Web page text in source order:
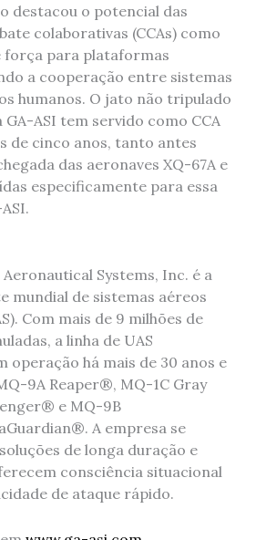
destacou o potencial das
colaborativas (CCAs) como
força para plataformas
a cooperação entre sistemas
humanos. O jato não tripulado
ASI tem servido como CCA
de cinco anos, tanto antes
das aeronaves XQ-67A e
especificamente para essa
Systems, Inc. é a
mundial de sistemas aéreos
Com mais de 9 milhões de
a linha de UAS
há mais de 30 anos e
9A Reaper®, MQ-1C Gray
e MQ-9B
A empresa se
de longa duração e
consciência situacional
de ataque rápido.